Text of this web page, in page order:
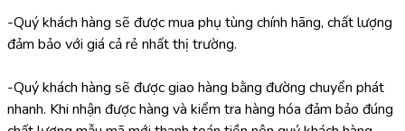
-Quý khách hàng sẽ được mua phụ tùng chính hãng, chất lượng
đảm bảo với giá cả rẻ nhất thị trường.
-Quý khách hàng sẽ được giao hàng bằng đường chuyển phát
nhanh. Khi nhận được hàng và kiểm tra hàng hóa đảm bảo đúng